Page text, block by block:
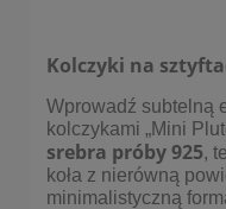
Kolczyki na
Wprowadź subtelną
kolczykami „Mini
srebra próby 925,
koła z nierówną
minimalistyczną